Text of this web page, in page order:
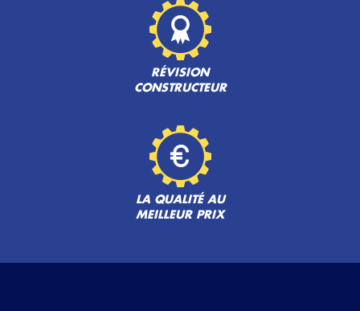
RÉVISION
CONSTRUCTEUR
LA QUALITÉ AU
MEILLEUR PRIX